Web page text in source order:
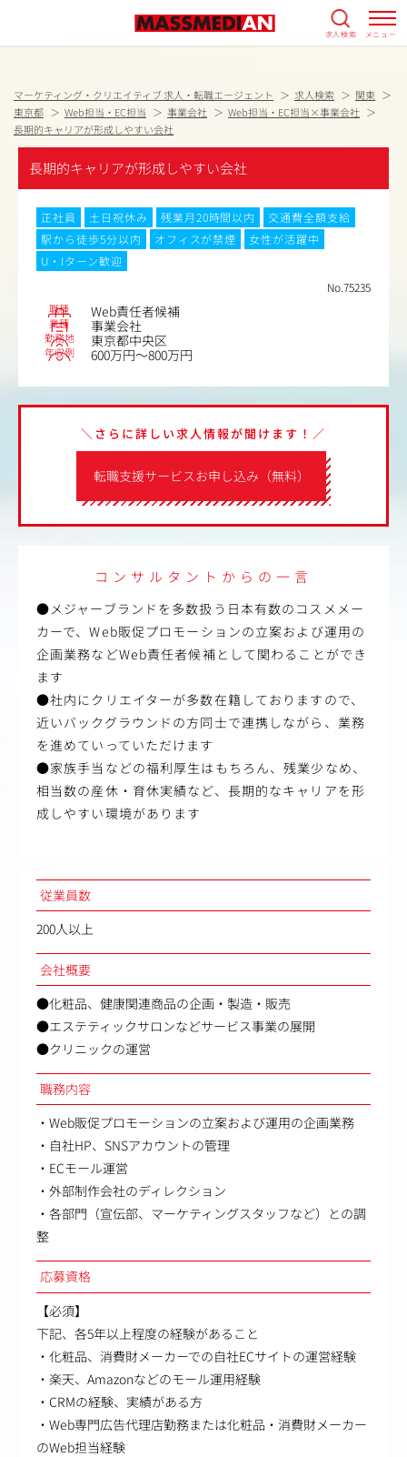
求人検索 メニュー
マーケティング・クリエイティブ 求人・転職エージェント 求人検索
関東
東京都
Web担当・EC担当 事業会社
Web担当・EC担当×事業会社
長期的キャリアが形成しやすい会社
長期的キャリアが形成しやすい会社
正社員 土日祝休み 残業月20時間以内
交通費全額支給
駅から徒歩5分以内
オフィスが禁煙
女性が活躍中
U・Iターン歓迎
No.75235
職種 Web責任者候補
業種 事業会社
勤務地 東京都中央区
年収例 600万円～800万円
転職支援サービスお申し込み（無料）
＼さらに詳しい求人情報が聞けます！／
コンサルタントからの一言
●メジャーブランドを多数扱う日本有数のコスメメー
カーで、Web販促プロモーションの立案および運用の
企画業務などWeb責任者候補として関わることができ
ます
●社内にクリエイターが多数在籍しておりますので、
近いバックグラウンドの方同士で連携しながら、業務
を進めていっていただけます
●家族手当などの福利厚生はもちろん、残業少なめ、
相当数の産休・育休実績など、長期的なキャリアを形
成しやすい環境があります
従業員数
200人以上
会社概要
●化粧品、健康関連商品の企画・製造・販売
●エステティックサロンなどサービス事業の展開
●クリニックの運営
職務内容
・Web販促プロモーションの立案および運用の企画業務
・自社HP、SNSアカウントの管理
・ECモール運営
・外部制作会社のディレクション
・各部門（宣伝部、マーケティングスタッフなど）との調
整
応募資格
【必須】
下記、各5年以上程度の経験があること
・化粧品、消費財メーカーでの自社ECサイトの運営経験
・楽天、Amazonなどのモール運用経験
・CRMの経験、実績がある方
・Web専門広告代理店勤務または化粧品・消費財メーカー
のWeb担当経験